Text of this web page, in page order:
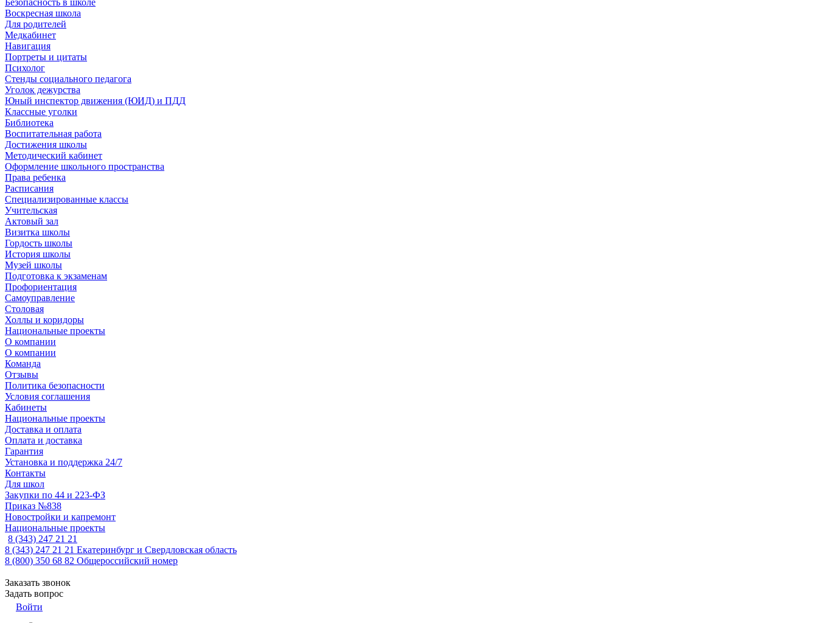
Безопасность в школе
Воскресная школа
Для родителей
Медкабинет
Навигация
Портреты и цитаты
Психолог
Стенды социального педагога
Уголок дежурства
Юный инспектор движения (ЮИД) и ПДД
Классные уголки
Библиотека
Воспитательная работа
Достижения школы
Методический кабинет
Оформление школьного пространства
Права ребенка
Расписания
Специализированные классы
Учительская
Актовый зал
Визитка школы
Гордость школы
История школы
Музей школы
Подготовка к экзаменам
Профориентация
Самоуправление
Столовая
Холлы и коридоры
Национальные проекты
О компании
О компании
Команда
Отзывы
Политика безопасности
Условия соглашения
Кабинеты
Национальные проекты
Доставка и оплата
Оплата и доставка
Гарантия
Установка и поддержка 24/7
Контакты
Для школ
Закупки по 44 и 223-ФЗ
Приказ №838
Новостройки и капремонт
Национальные проекты
8 (343) 247 21 21
8 (343) 247 21 21 Екатеринбург и Свердловская область
8 (800) 350 68 82 Общероссийский номер
Заказать звонок
Задать вопрос
Войти